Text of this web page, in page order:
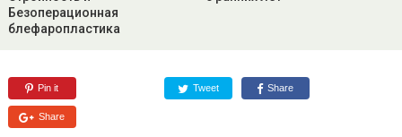
Безоперационная
блефаропластика
Pin it Tweet Share
Share